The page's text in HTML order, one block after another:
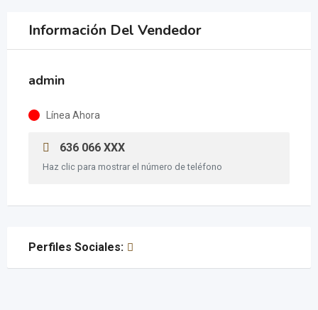
Información Del Vendedor
admin
Línea Ahora
636 066 XXX
Haz clic para mostrar el número de teléfono
Perfiles Sociales: